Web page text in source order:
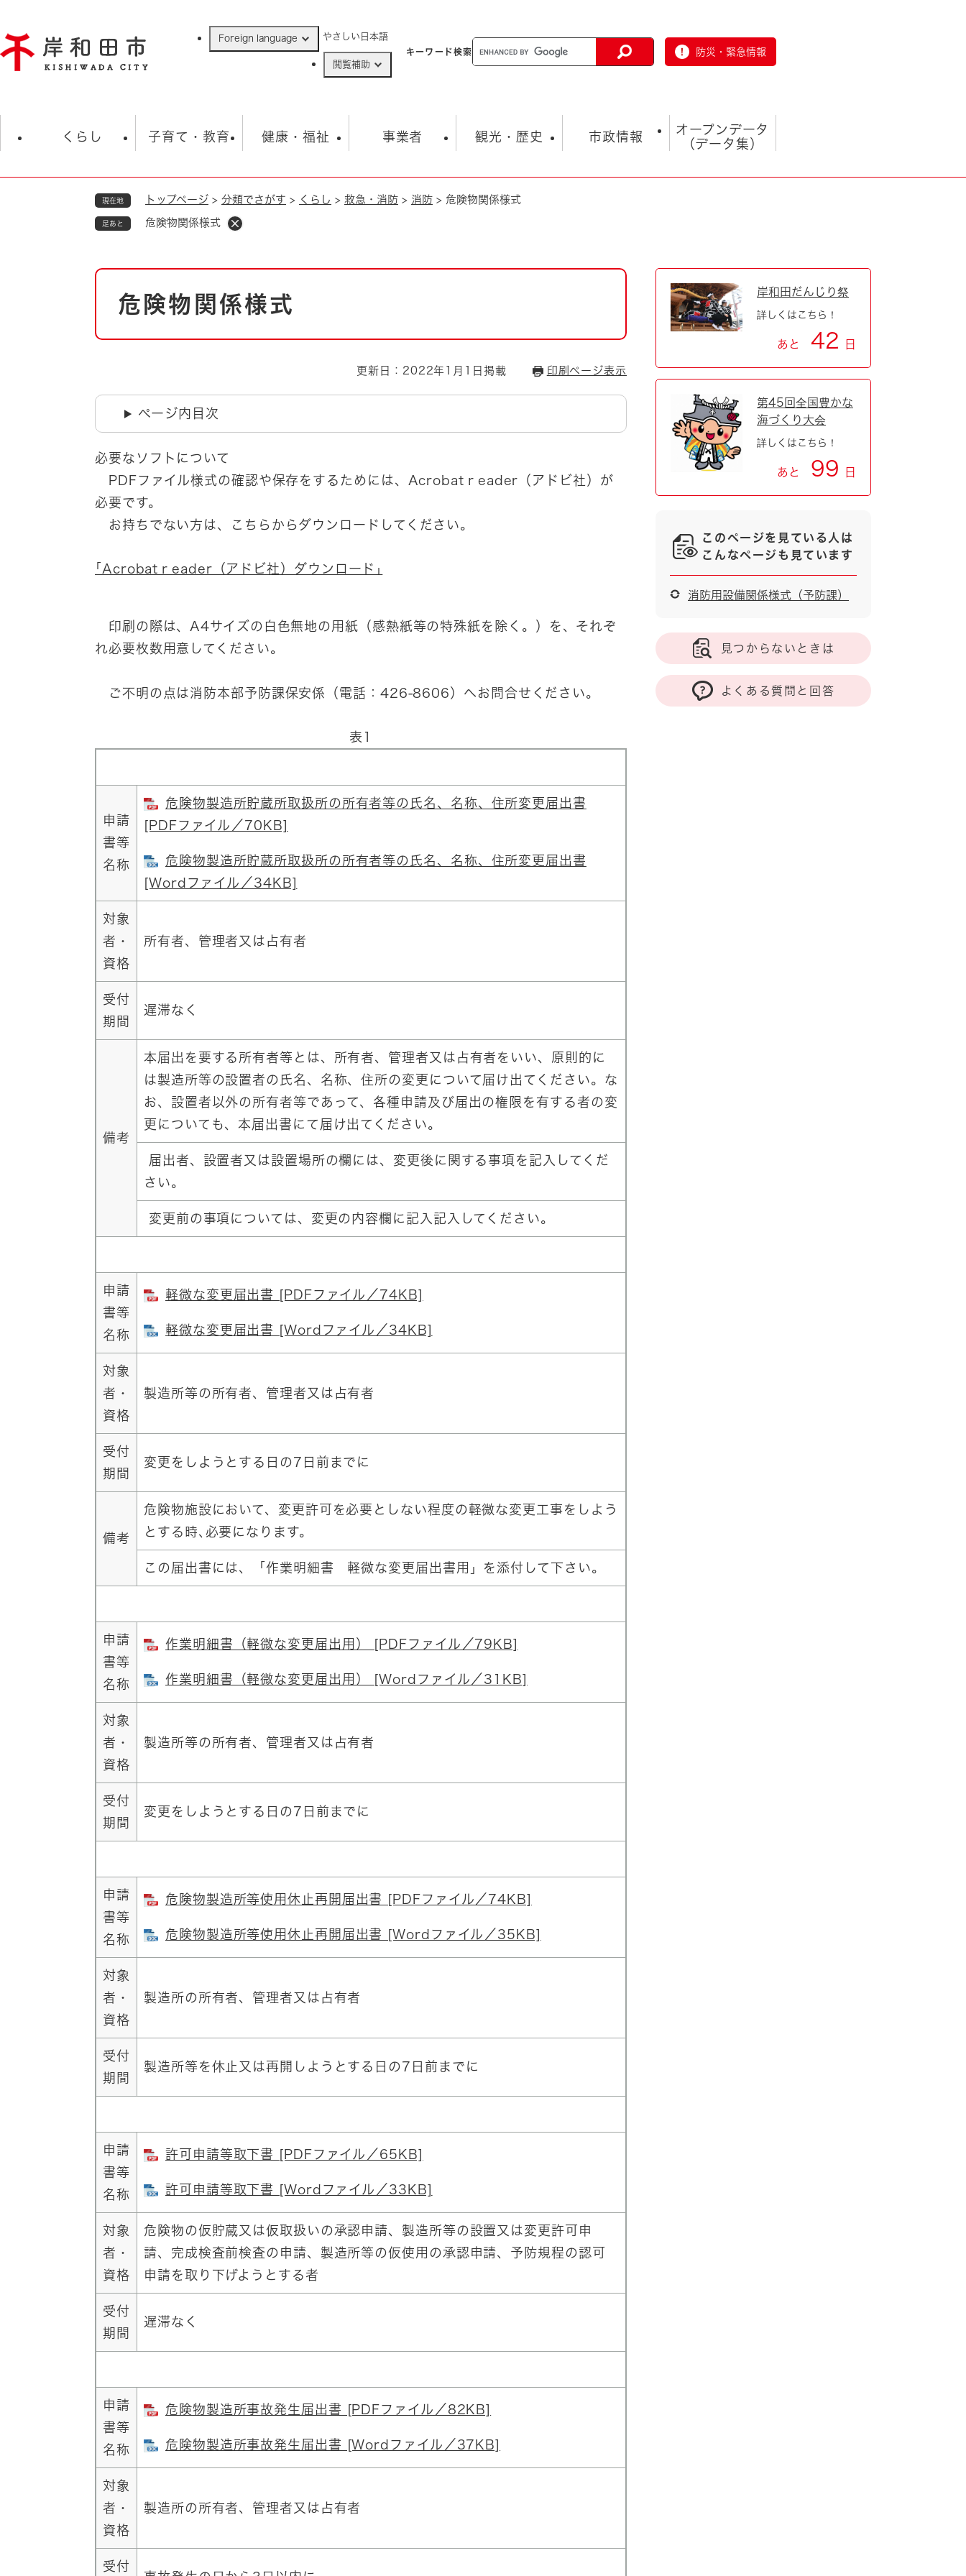
ジ
の
Foreign language やさしい日本語
閲覧補助
キーワード検索 防災・緊急情報
くらし
住民票・戸籍
ごみ・衛生・動物 救急・消防
防災・防犯 上水道・下水道
自然・環境・公園
男女共同参画
地域コミュニティ・ボラン
国際交流
子育て・教育
学校 子育て
健康・福祉
福祉・健康・生活 生涯学習・スポーツ
事業者
入札・契約情報
環境 福祉・介護
観光・歴史
観光 観光スポット
市政情報
市の概要 総合計画
市政 職員採用情報
オープンデータ
（データ集）
オープンデータ
現在地 トップページ > 分類でさがす > くらし > 救急・消防 > 消防 > 危険物関係様式
足あと 危険物関係様式
本
危険物関係様式
更新日：2022年1月1日掲載 印刷ページ表示
ページ内目次
必要なソフトについて
PDFファイル様式の確認や保存をするためには、Acrobatｒeader（アドビ社）が
必要です。
お持ちでない方は、こちらからダウンロードしてください。
｢Acrobatｒeader（アドビ社）ダウンロード｣
印刷の際は、A4サイズの白色無地の用紙（感熱紙等の特殊紙を除く。）を、それぞ
れ必要枚数用意してください。
ご不明の点は消防本部予防課保安係（電話：426‐8606）へお問合せください。
表1
申請
書等
名称
危険物製造所貯蔵所取扱所の所有者等の氏名、名称、住所変更届出書
[PDFファイル／70KB]
危険物製造所貯蔵所取扱所の所有者等の氏名、名称、住所変更届出書
[Wordファイル／34KB]
対象
者・
資格
所有者、管理者又は占有者
受付
期間
遅滞なく
備考
本届出を要する所有者等とは、所有者、管理者又は占有者をいい、原則的に
は製造所等の設置者の氏名、名称、住所の変更について届け出てください。な
お、設置者以外の所有者等であって、各種申請及び届出の権限を有する者の変
更についても、本届出書にて届け出てください。
届出者、設置者又は設置場所の欄には、変更後に関する事項を記入してくだ
さい。
変更前の事項については、変更の内容欄に記入記入してください。
申請
書等
名称
軽微な変更届出書 [PDFファイル／74KB]
軽微な変更届出書 [Wordファイル／34KB]
対象
者・
資格
製造所等の所有者、管理者又は占有者
受付
期間
変更をしようとする日の7日前までに
備考
危険物施設において、変更許可を必要としない程度の軽微な変更工事をしよう
とする時､必要になります。
この届出書には、「作業明細書 軽微な変更届出書用」を添付して下さい。
申請
書等
名称
作業明細書（軽微な変更届出用） [PDFファイル／79KB]
作業明細書（軽微な変更届出用） [Wordファイル／31KB]
対象
者・
資格
製造所等の所有者、管理者又は占有者
受付
期間
変更をしようとする日の7日前までに
申請
書等
名称
危険物製造所等使用休止再開届出書 [PDFファイル／74KB]
危険物製造所等使用休止再開届出書 [Wordファイル／35KB]
対象
者・
資格
製造所の所有者、管理者又は占有者
受付
期間
製造所等を休止又は再開しようとする日の7日前までに
申請
書等
名称
許可申請等取下書 [PDFファイル／65KB]
許可申請等取下書 [Wordファイル／33KB]
対象
者・
資格
危険物の仮貯蔵又は仮取扱いの承認申請、製造所等の設置又は変更許可申
請、完成検査前検査の申請、製造所等の仮使用の承認申請、予防規程の認可
申請を取り下げようとする者
受付
期間
遅滞なく
申請
書等
名称
危険物製造所事故発生届出書 [PDFファイル／82KB]
危険物製造所事故発生届出書 [Wordファイル／37KB]
対象
者・
資格
製造所の所有者、管理者又は占有者
受付
岸和田だんじり祭
詳しくはこちら！
あと 42 日
第45回全国豊かな
海づくり大会
詳しくはこちら！
あと 99 日
このページを見ている人は
こんなページも見ています
消防用設備関係様式（予防課）
見つからないときは
よくある質問と回答